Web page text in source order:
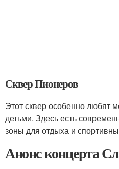
Сквер Пионеров
Этот сквер особенно любят
детьми. Здесь есть
зоны для отдыха и
Анонс концерта